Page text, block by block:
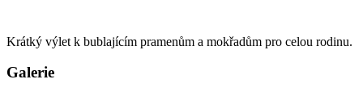
Krátký výlet k bublajícím pramenům a mokřadům pro celou rodinu.
Galerie